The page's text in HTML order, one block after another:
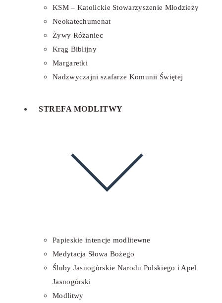
KSM – Katolickie Stowarzyszenie Młodzieży
Neokatechumenat
Żywy Różaniec
Krąg Biblijny
Margaretki
Nadzwyczajni szafarze Komunii Świętej
STREFA MODLITWY
Papieskie intencje modlitewne
Medytacja Słowa Bożego
Śluby Jasnogórskie Narodu Polskiego i Apel
Jasnogórski
Modlitwy